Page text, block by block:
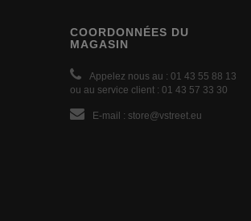
COORDONNÉES DU
MAGASIN
Appelez nous au : 01 43 55 88 13
ou au service client : 01 43 57 33 30
E-mail : store@vstreet.eu